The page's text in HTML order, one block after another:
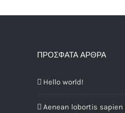
ΠΡΌΣΦΑΤΑ ΆΡΘΡΑ
Hello world!
Aenean lobortis